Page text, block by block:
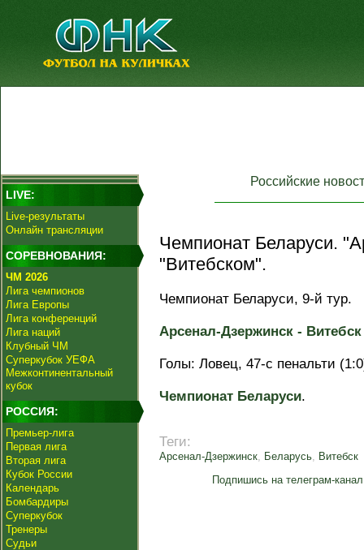
LIVE:
Live-результаты
Онлайн трансляции
СОРЕВНОВАНИЯ:
ЧМ 2026
Лига чемпионов
Лига Европы
Лига конференций
Лига наций
Клубный ЧМ
Суперкубок УЕФА
Межконтинентальный
кубок
РОССИЯ:
Премьер-лига
Первая лига
Вторая лига
Кубок России
Календарь
Бомбардиры
Суперкубок
Тренеры
Судьи
Российские
Чемпионат Беларуси.
"Витебском".
Чемпионат Беларуси, 9-й тур.
Арсенал-Дзержинск -
Голы: Ловец, 47-с пенальти
Чемпионат Беларуси.
Теги:
Арсенал-Дзержинск, Беларусь, Витебск
Подпишись на телеграм-